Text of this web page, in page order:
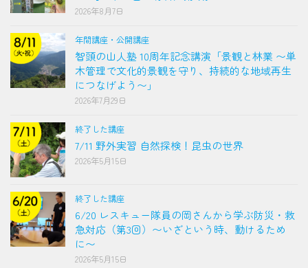
2026年8月7日
年間講座・公開講座
智頭の山人塾 10周年記念講演「景観と林業 〜単
木管理で文化的景観を守り、持続的な地域再生
につなげよう〜」
2026年7月29日
終了した講座
7/11 野外実習 自然探検！昆虫の世界
2026年5月15日
終了した講座
6/20 レスキュー隊員の岡さんから学ぶ防災・救
急対応（第3回）〜いざという時、動けるため
に〜
2026年5月15日